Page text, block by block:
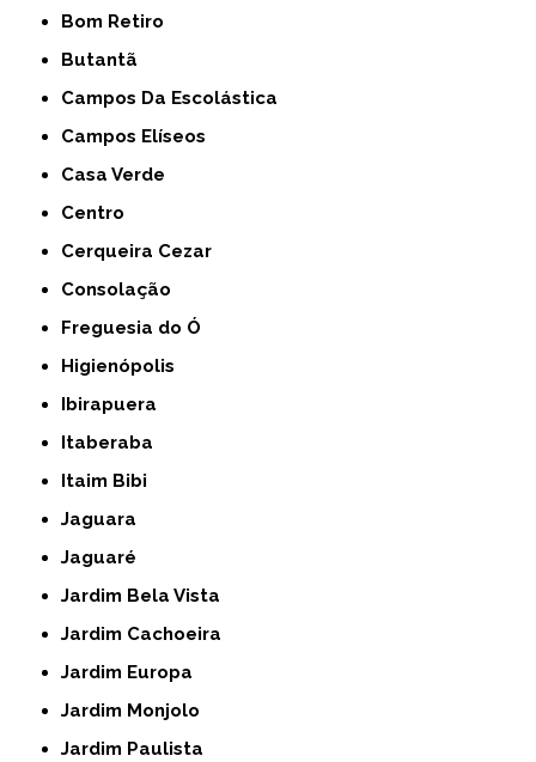
Bom Retiro
Butantã
Campos Da Escolástica
Campos Elíseos
Casa Verde
Centro
Cerqueira Cezar
Consolação
Freguesia do Ó
Higienópolis
Ibirapuera
Itaberaba
Itaim Bibi
Jaguara
Jaguaré
Jardim Bela Vista
Jardim Cachoeira
Jardim Europa
Jardim Monjolo
Jardim Paulista